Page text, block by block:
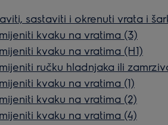
sastaviti i okrenuti vrata i
kvaku na vratima (3)
kvaku na vratima (H1)
ručku hladnjaka ili
kvaku na vratima (1)
kvaku na vratima (2)
kvaku na vratima (4)